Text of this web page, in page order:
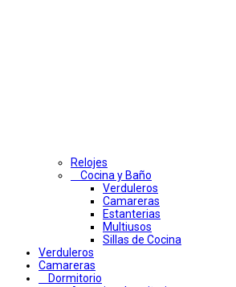
Relojes
Cocina y Baño
Verduleros
Camareras
Estanterias
Multiusos
Sillas de Cocina
Verduleros
Camareras
Dormitorio